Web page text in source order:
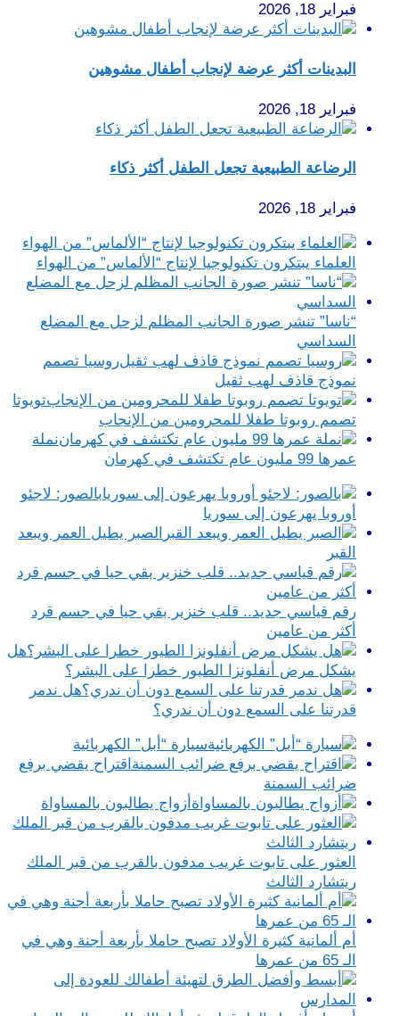
فبراير 18, 2026
البدينات أكثر عرضة لإنجاب أطفال مشوهين
فبراير 18, 2026
الرضاعة الطبيعية تجعل الطفل أكثر ذكاء
فبراير 18, 2026
العلماء يبتكرون تكنولوجيا لإنتاج “الألماس” من الهواء
“ناسا” تنشر صورة الجانب المظلم لزحل مع المضلع
السداسي
روسيا تصمم
نموذج قاذف لهب ثقيل
تويوتا
تصمم روبوتا طفلا للمحرومين من الإنجاب
نملة
عمرها 99 مليون عام تكتشف في كهرمان
بالصور: لاجئو
أوروبا يهرعون إلى سوريا
الصبر يطيل العمر ويبعد
القبر
رقم قياسي جديد.. قلب خنزير بقي حيا في جسم قرد
أكثر من عامين
هل
يشكل مرض أنفلونزا الطيور خطرا على البشر؟
هل ندمر
قدرتنا على السمع دون أن ندري؟
سيارة “أبل” الكهربائية
اقتراح يقضي برفع
ضرائب السمنة
أزواج يطالبون بالمساواة
العثور على تابوت غريب مدفون بالقرب من قبر الملك
ريتشارد الثالث
أم ألمانية كثيرة الأولاد تصبح حاملا بأربعة أجنة وهي في
الـ 65 من عمرها